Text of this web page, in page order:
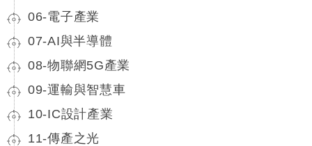
06-電子產業
07-AI與半導體
08-物聯網5G產業
09-運輸與智慧車
10-IC設計產業
11-傳產之光